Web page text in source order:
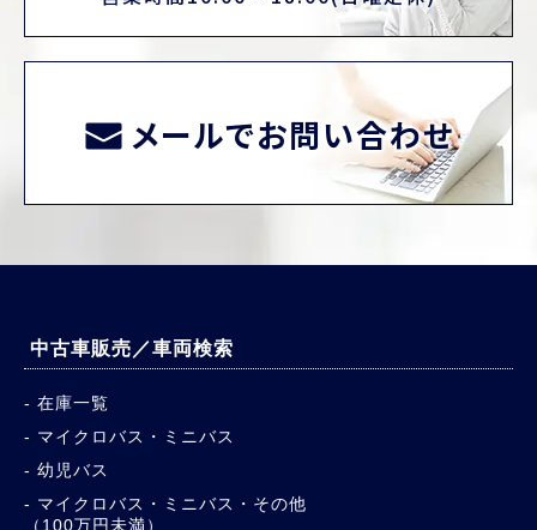
メールでお問い合わせ
中古車販売／車両検索
在庫一覧
マイクロバス・ミニバス
幼児バス
マイクロバス・ミニバス・その他
（100万円未満）